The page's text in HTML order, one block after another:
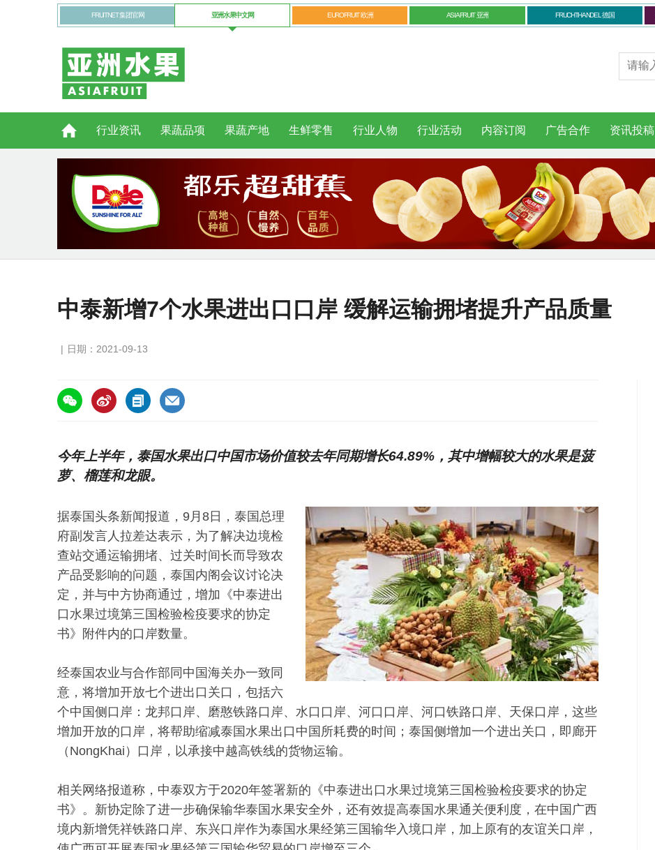
FRUITNET 集团官网 亚洲水果中文网 EUROFRUIT 欧洲 ASIAFRUIT 亚洲 FRUCHTHANDEL 德国
行业资讯 果蔬品项 果蔬产地 生鲜零售 行业人物 行业活动 内容订阅 广告合作 资讯投稿
中泰新增7个水果进出口口岸 缓解运输拥堵提升产品质量
日期：2021-09-13
https://asiafruitchina.net/21137.html
今年上半年，泰国水果出口中国市场价值较去年同期增长64.89%，其中增幅较大的水果是菠
萝、榴莲和龙眼。
据泰国头条新闻报道，9月8日，泰国总理
府副发言人拉差达表示，为了解决边境检
查站交通运输拥堵、过关时间长而导致农
产品受影响的问题，泰国内阁会议讨论决
定，并与中方协商通过，增加《中泰进出
口水果过境第三国检验检疫要求的协定
书》附件内的口岸数量。
经泰国农业与合作部同中国海关办一致同
意，将增加开放七个进出口关口，包括六
个中国侧口岸：龙邦口岸、磨憨铁路口岸、水口口岸、河口口岸、河口铁路口岸、天保口岸，这些
增加开放的口岸，将帮助缩减泰国水果出口中国所耗费的时间；泰国侧增加一个进出关口，即廊开
（NongKhai）口岸，以承接中越高铁线的货物运输。
相关网络报道称，中泰双方于2020年签署新的《中泰进出口水果过境第三国检验检疫要求的协定
书》。新协定除了进一步确保输华泰国水果安全外，还有效提高泰国水果通关便利度，在中国广西
境内新增凭祥铁路口岸、东兴口岸作为泰国水果经第三国输华入境口岸，加上原有的友谊关口岸，